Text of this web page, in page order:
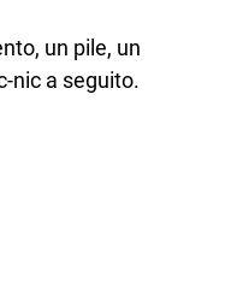
un pile, un
nic a seguito.